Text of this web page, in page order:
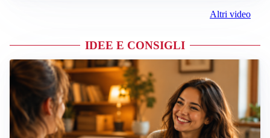
Altri video
IDEE E CONSIGLI